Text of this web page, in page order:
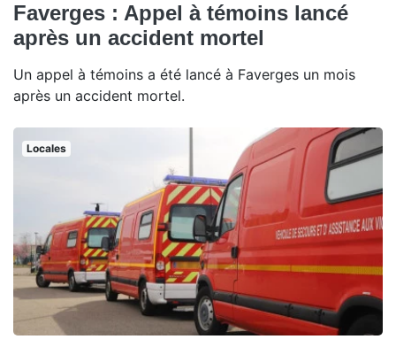
Faverges : Appel à témoins lancé
après un accident mortel
Un appel à témoins a été lancé à Faverges un mois
après un accident mortel.
Locales